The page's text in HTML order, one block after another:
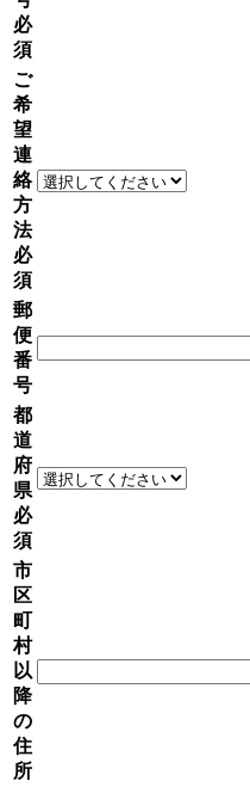
必
須
ご
希
望
連
絡
方
法
必
須
郵
便
番
号
都
道
府
県
必
須
市
区
町
村
以
降
の
住
所